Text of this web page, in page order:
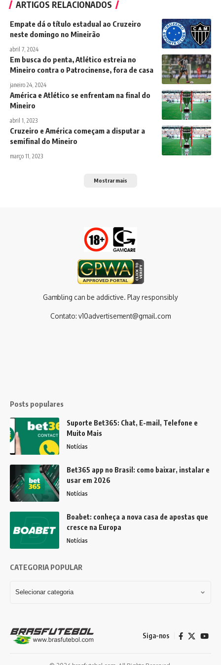
ARTIGOS RELACIONADOS
Empate dá o título estadual ao Cruzeiro
neste domingo no Mineirão
abril 7, 2024
Em busca do penta, Atlético estreia no
Mineiro contra o Patrocinense, fora de casa
janeiro 24, 2024
América e Atlético se enfrentam na final do
Mineiro
abril 1, 2023
Cruzeiro e América começam a disputar a
semifinal do Mineiro
março 11, 2023
Mostrar mais
Gambling can be addictive. Play responsibly
Contato: v10advertisement@gmail.com
Posts populares
Suporte Bet365: Chat, E-mail, Telefone e
Muito Mais
Notícias
Bet365 app no Brasil: como baixar, instalar e
usar em 2026
Notícias
Boabet: conheça a nova casa de apostas que
cresce na Europa
Notícias
CATEGORIA POPULAR
Siga-nos